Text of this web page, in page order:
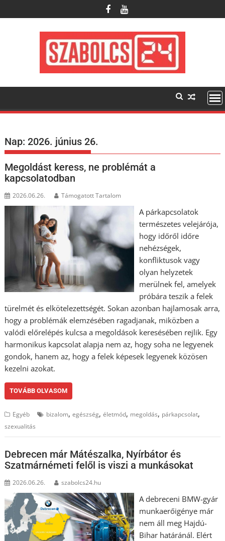
to
Nap:2026. június 26.
Megoldást keress, ne problémát a
kapcsolatodban
2026.06.26. Támogatott Tartalom
A párkapcsolatok
természetes velejárója,
hogy időről időre
nehézségek,
konfliktusok vagy
olyan helyzetek
merülnek fel, amelyek
próbára teszik a felek
türelmét és elkötelezettségét. Sokan azonban hajlamosak arra,
hogy a problémák elemzésében ragadjanak, miközben a
valódi előrelépés kulcsa a megoldások keresésében rejlik. Egy
harmonikus kapcsolat alapja nem az, hogy soha ne legyenek
gondok, hanem az, hogy a felek képesek legyenek közösen
kezelni azokat.
TOVÁBB OLVASOM
Egyéb bizalom,egészség,életmód, megoldás, párkapcsolat,
szexualitás
Debrecen már Mátészalka, Nyírbátor és
Szatmárnémeti felől is viszi a munkásokat
2026.06.26. szabolcs24.hu
A debreceni BMW-gyár
munkaerőigénye már
nem áll meg Hajdú-
Bihar határánál. Elért